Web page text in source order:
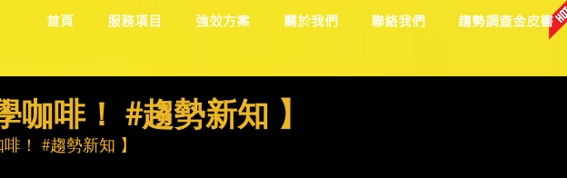
首頁 服務項目 強效方案 關於我們 聯絡我們 趨勢調查金皮書
咖啡！ #趨勢新知 】
啡！ #趨勢新知 】